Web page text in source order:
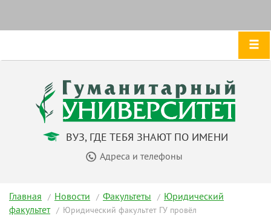
ВУЗ, ГДЕ ТЕБЯ ЗНАЮТ ПО ИМЕНИ
Адреса и телефоны
Главная Новости Факультеты
Юридический
факультет
Юридический факультет ГУ провёл